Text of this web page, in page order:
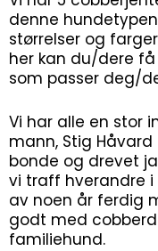
denne
størrelser og
her kan du/dere
som passer deg/
Vi har alle en stor
mann, Stig
bonde og drevet
vi traff hverandre
av noen år ferdig
godt med
familiehund.